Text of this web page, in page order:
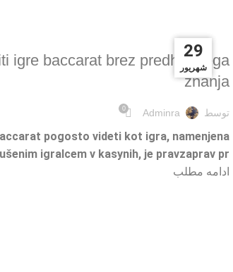
23
مهر
ONLINE GAMBLING
igre baccarat brez predhodnega
znanja
توسط Adminra
0
pogosto videti kot igra, namenjena
igralcem v kasynih, je pravzaprav pr...
ادامه مطلب
30
شهریور
29
شهریور